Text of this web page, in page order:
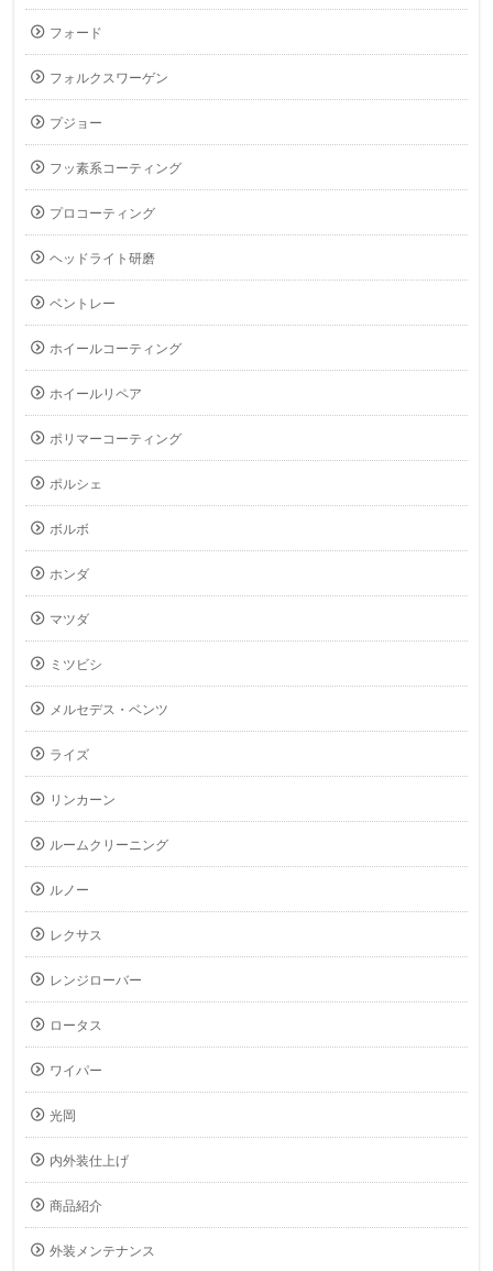
フォード
フォルクスワーゲン
プジョー
フッ素系コーティング
プロコーティング
ヘッドライト研磨
ベントレー
ホイールコーティング
ホイールリペア
ポリマーコーティング
ポルシェ
ボルボ
ホンダ
マツダ
ミツビシ
メルセデス・ベンツ
ライズ
リンカーン
ルームクリーニング
ルノー
レクサス
レンジローバー
ロータス
ワイパー
光岡
内外装仕上げ
商品紹介
外装メンテナンス